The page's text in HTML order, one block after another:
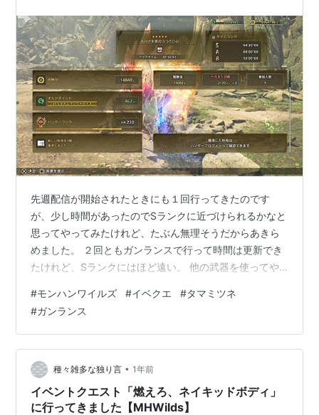
先週配信が開始されたときにも１回行ってきたのです
が、少し時間があったのでSランクに近づけられるかなと
思ってやってみたけれど、たぶん無理そうだからあきら
めました。 ２回ともガンランスで行って時間は更新でき
たけれど、Sランクにはほど遠い。 他の武器を使ってや
な気もするし。 タマミツネ討伐１回目 １回目の時にもギ
リギリのAランクだったので、もうやるつもりはなかった
のですが・・・ タマミツネ討伐２回目 よく見たら２回と
もに２乙していますね。 それ無くせばもっとタイムは縮
まるんでしょうけれど。 大会とかに出るタイムアタック
の人はノーミスになるように何回…
#モンハンワイルズ #イベクエ #タマミツネ
#ガンランス
種々雑多な独り言 • 1年前
イベントクエスト「燃えろ、ネイキッドボディ」
に行ってきました【MHWilds】